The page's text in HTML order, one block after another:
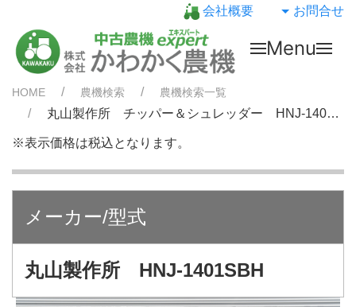
会社概要 お問合せ
Menu
HOME 農機検索 農機検索一覧
丸山製作所 チッパー＆シュレッダー HNJ-1401SBH 未使用・展示品！特価！
※表示価格は税込となります。
メーカー/型式
丸山製作所 HNJ-1401SBH